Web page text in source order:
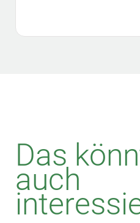
Das
auch